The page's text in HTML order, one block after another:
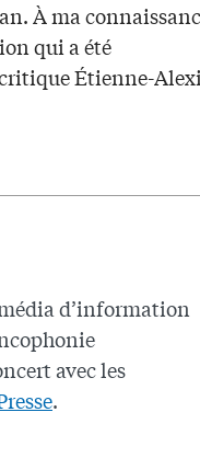
À ma
qui a été
Étienne-
d’information
avec les
.